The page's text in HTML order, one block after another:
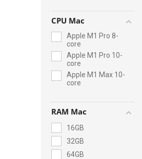
CPU Mac
Apple M1 Pro 8-
core
Apple M1 Pro 10-
core
Apple M1 Max 10-
core
RAM Mac
16GB
32GB
64GB